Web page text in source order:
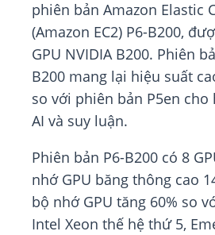
phiên bản Amazon Elastic
(Amazon EC2) P6-B200,
GPU NVIDIA B200. Phiên
B200 mang lại hiệu suất
so với phiên bản P5en
AI và suy luận.
Phiên bản P6-B200 có 8
nhớ GPU băng thông cao
bộ nhớ GPU tăng 60% so
Intel Xeon thế hệ thứ 5,